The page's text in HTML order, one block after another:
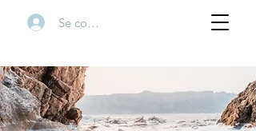
Se connecter